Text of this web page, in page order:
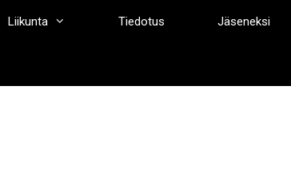
Liikunta Tiedotus Jäseneksi